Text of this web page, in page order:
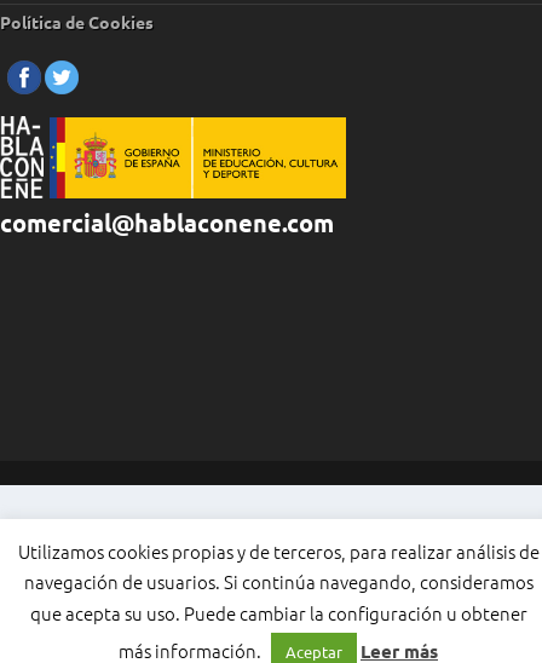
Política de Cookies
comercial@hablaconene.com
Utilizamos cookies propias y de terceros, para realizar análisis de
navegación de usuarios. Si continúa navegando, consideramos
que acepta su uso. Puede cambiar la configuración u obtener
más información.
Aceptar Leer más